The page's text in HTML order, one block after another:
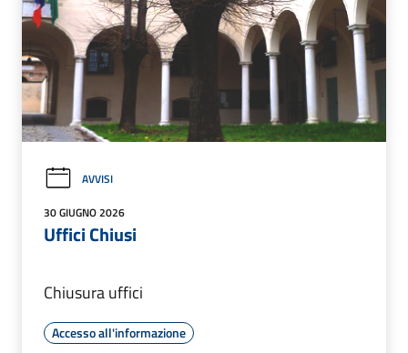
AVVISI
30 GIUGNO 2026
Uffici Chiusi
Chiusura uffici
Accesso all'informazione